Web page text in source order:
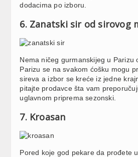
dodacima po izboru.
6. Zanatski sir od sirovog
Nema ničeg gurmanskijeg u Parizu
Parizu se na svakom ćošku mogu
sireva a izbor se kreće iz jedne
pitajte prodavce šta vam
uglavnom priprema sezonski.
7. Kroasan
Pored koje god pekare da prođete